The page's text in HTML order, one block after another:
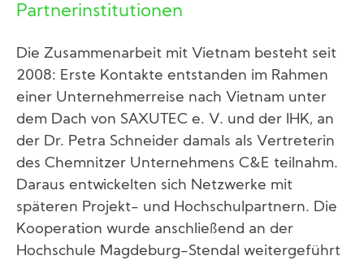
Partnerinstitutionen
Die Zusammenarbeit mit Vietnam besteht seit
2008: Erste Kontakte entstanden im Rahmen
einer Unternehmerreise nach Vietnam unter
dem Dach von SAXUTEC e. V. und der IHK, an
der Dr. Petra Schneider damals als Vertreterin
des Chemnitzer Unternehmens C&E teilnahm.
Daraus entwickelten sich Netzwerke mit
späteren Projekt- und Hochschulpartnern. Die
Kooperation wurde anschließend an der
Hochschule Magdeburg-Stendal weitergeführt